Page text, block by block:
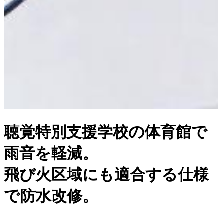
聴覚特別支援学校の体育館で
雨音を軽減。
飛び火区域にも適合する仕様
で防水改修。